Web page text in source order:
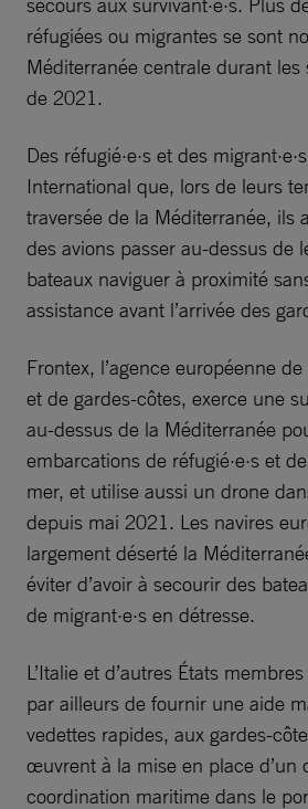
réfugiées ou migrantes se sont
Méditerranée centrale durant les
de 2021.
Des réfugié·e·s et des
International que, lors de leurs
traversée de la Méditerranée, ils
des avions passer au-dessus de
bateaux naviguer à proximité
assistance avant l’arrivée des
Frontex, l’agence européenne
et de gardes-côtes, exerce une
au-dessus de la Méditerranée
embarcations de réfugié·e·s et
mer, et utilise aussi un drone
depuis mai 2021. Les navires
largement déserté la
éviter d’avoir à secourir des
de migrant·e·s en détresse.
L’Italie et d’autres États
par ailleurs de fournir une aide
vedettes rapides, aux gardes-
œuvrent à la mise en place d’un
coordination maritime dans le